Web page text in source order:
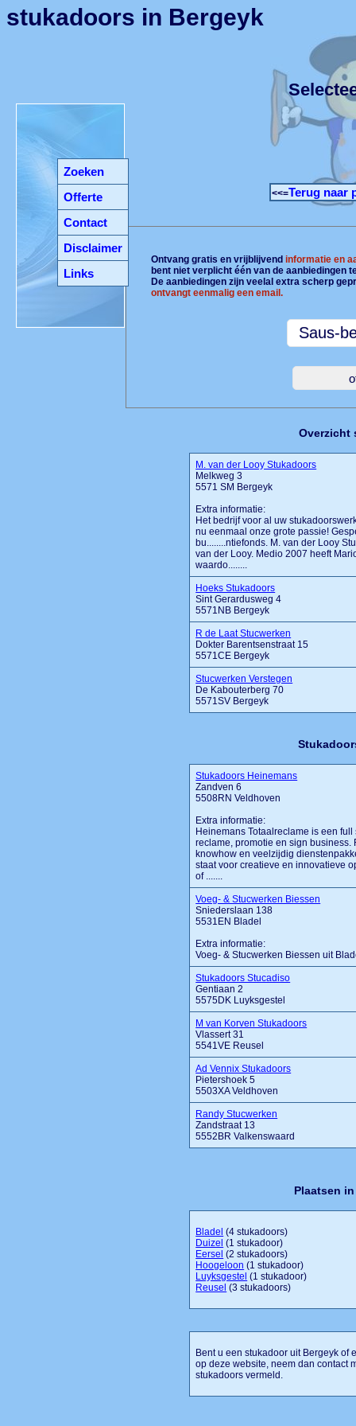
Zoeken
Offerte
Contact
Disclaimer
Links
stukadoors in Bergeyk
<<=Terug naar
Ontvang gratis en vrijblijvendinformatie en
bent niet verplicht één van de aanbiedingen
De aanbiedingen zijn veelal extra scherp
ontvangt eenmalig een email.
Overzicht
M. van der Looy Stukadoors
Melkweg 3
5571 SM Bergeyk
Extra informatie:
Het bedrijf voor al uw
nu eenmaal onze grote passie!
bu........ntiefonds. M. van der Looy
van der Looy. Medio 2007 heeft
waardo........
Hoeks Stukadoors
Sint Gerardusweg 4
5571NB Bergeyk
R de Laat Stucwerken
Dokter Barentsenstraat 15
5571CE Bergeyk
Stucwerken Verstegen
De Kabouterberg 70
5571SV Bergeyk
Stukadoors Heinemans
Zandven 6
5508RN Veldhoven
Extra informatie:
Heinemans Totaalreclame is een
reclame, promotie en sign
knowhow en veelzijdig
staat voor creatieve en innovatieve
of .......
Voeg- & Stucwerken Biessen
Sniederslaan 138
5531EN Bladel
Extra informatie:
Voeg- & Stucwerken Biessen uit
Stukadoors Stucadiso
Gentiaan 2
5575DK Luyksgestel
M van Korven Stukadoors
Vlassert 31
5541VE Reusel
Ad Vennix Stukadoors
Pietershoek 5
5503XA Veldhoven
Randy Stucwerken
Zandstraat 13
5552BR Valkenswaard
Plaatsen
Bladel (4 stukadoors)
Duizel (1 stukadoor)
Eersel (2 stukadoors)
Hoogeloon (1 stukadoor)
Luyksgestel (1 stukadoor)
Reusel (3 stukadoors)
Bent u een stukadoor uit Bergeyk
op deze website, neem dan contact
stukadoors vermeld.